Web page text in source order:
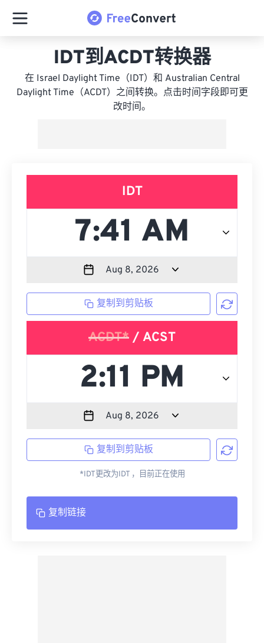
IDT到ACDT转换器
在 Israel Daylight Time（IDT）和 Australian Central
Daylight Time（ACDT）之间转换。点击时间字段即可更
改时间。
IDT
复制到剪贴板
ACDT* / ACST
复制到剪贴板
*IDT更改为IDT ，目前正在使用
复制链接